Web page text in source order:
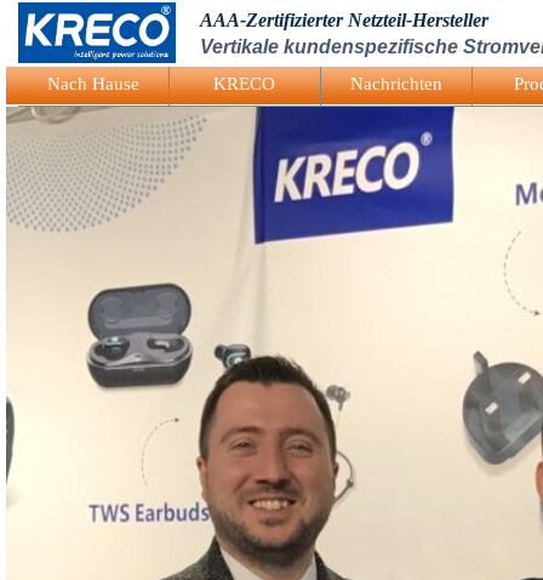
Logo Picture
AAA-Zertifizierter Netzteil-Hersteller
Vertikale kundenspezifische
Nach Hause KRECO Nachrichten